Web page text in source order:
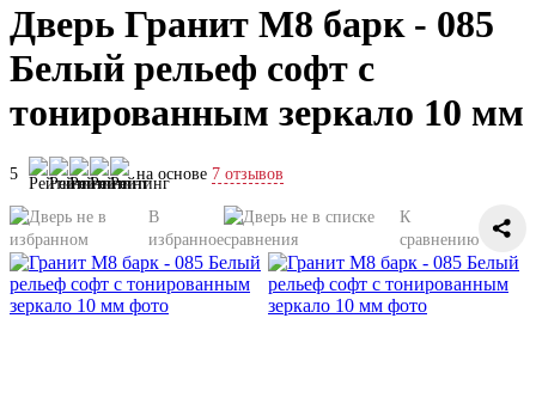
Дверь Гранит М8 барк - 085
Белый рельеф софт с
тонированным зеркало 10 мм
5 на основе 7 отзывов
В
избранное
К
сравнению